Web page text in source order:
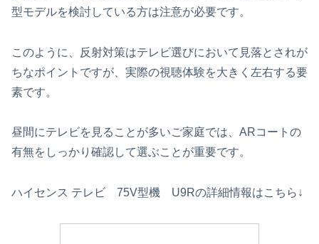
型モデルを検討している方は注意が必要です。
このように、反射対策はテレビ選びにおいて見落とされが
ちなポイントですが、実際の視聴体験を大きく左右する要
素です。
昼間にテレビを見ることが多いご家庭では、ARコートの
有無をしっかり確認して選ぶことが重要です。
ハイセンス テレビ 75V型機 U9Rの詳細情報はこちら↓